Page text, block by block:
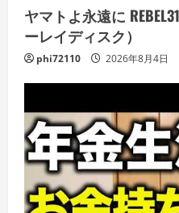
ヤマトよ永遠に
ーレイディスク）
phi72110 2026年8月4日